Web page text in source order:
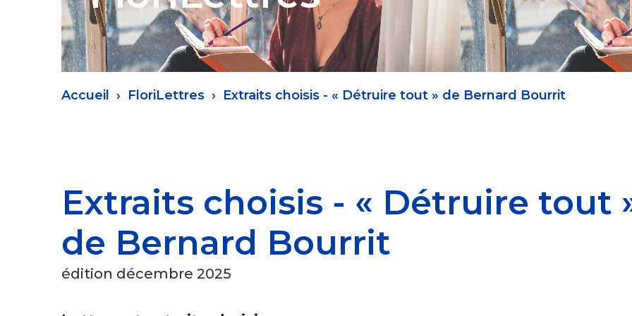
Fil
Accueil FloriLettres Extraits choisis - « Détruire tout » de Bernard Bourrit
Extraits choisis - « Détruire tout
de Bernard Bourrit
édition décembre 2025